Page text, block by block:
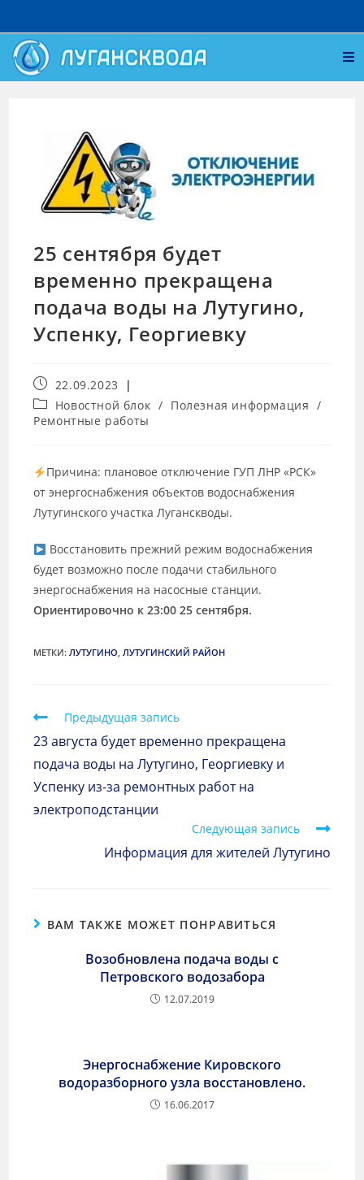
25 сентября будет
временно прекращена
подача воды на Лутугино,
Успенку, Георгиевку
22.09.2023
Новостной блок / Полезная информация /
Ремонтные работы
Причина: плановое отключение ГУП ЛНР «РСК»
от энергоснабжения объектов водоснабжения
Лутугинского участка Луганскводы.
Восстановить прежний режим водоснабжения
будет возможно после подачи стабильного
энергоснабжения на насосные станции.
Ориентировочно к 23:00 25 сентября.
МЕТКИ:ЛУТУГИНО, ЛУТУГИНСКИЙ РАЙОН
Предыдущая запись
23 августа будет временно прекращена
подача воды на Лутугино, Георгиевку и
Успенку из-за ремонтных работ на
электроподстанции
Следующая запись
Информация для жителей Лутугино
ВАМ ТАКЖЕ МОЖЕТ ПОНРАВИТЬСЯ
Возобновлена подача воды с
Петровского водозабора
12.07.2019
Энергоснабжение Кировского
водоразборного узла восстановлено.
16.06.2017